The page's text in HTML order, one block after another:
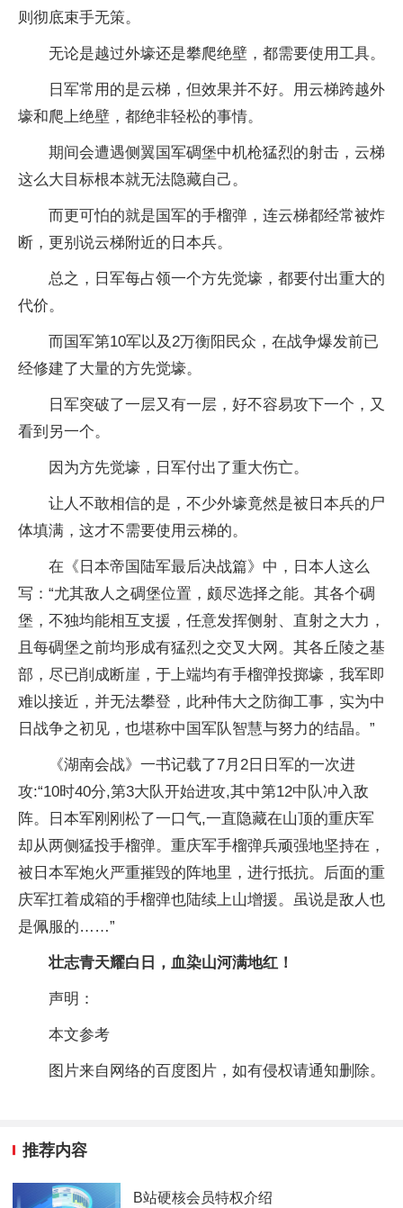
则彻底束手无策。
无论是越过外壕还是攀爬绝壁，都需要使用工具。
日军常用的是云梯，但效果并不好。用云梯跨越外
壕和爬上绝壁，都绝非轻松的事情。
期间会遭遇侧翼国军碉堡中机枪猛烈的射击，云梯
这么大目标根本就无法隐藏自己。
而更可怕的就是国军的手榴弹，连云梯都经常被炸
断，更别说云梯附近的日本兵。
总之，日军每占领一个方先觉壕，都要付出重大的
代价。
而国军第10军以及2万衡阳民众，在战争爆发前已
经修建了大量的方先觉壕。
日军突破了一层又有一层，好不容易攻下一个，又
看到另一个。
因为方先觉壕，日军付出了重大伤亡。
让人不敢相信的是，不少外壕竟然是被日本兵的尸
体填满，这才不需要使用云梯的。
在《日本帝国陆军最后决战篇》中，日本人这么
写：“尤其敌人之碉堡位置，颇尽选择之能。其各个碉
堡，不独均能相互支援，任意发挥侧射、直射之大力，
且每碉堡之前均形成有猛烈之交叉大网。其各丘陵之基
部，尽已削成断崖，于上端均有手榴弹投掷壕，我军即
难以接近，并无法攀登，此种伟大之防御工事，实为中
日战争之初见，也堪称中国军队智慧与努力的结晶。”
《湖南会战》一书记载了7月2日日军的一次进
攻:“10时40分,第3大队开始进攻,其中第12中队冲入敌
阵。日本军刚刚松了一口气,一直隐藏在山顶的重庆军
却从两侧猛投手榴弹。重庆军手榴弹兵顽强地坚持在，
被日本军炮火严重摧毁的阵地里，进行抵抗。后面的重
庆军扛着成箱的手榴弹也陆续上山增援。虽说是敌人也
是佩服的……”
壮志青天耀白日，血染山河满地红！
声明：
本文参考
图片来自网络的百度图片，如有侵权请通知删除。
推荐内容
B站硬核会员特权介绍